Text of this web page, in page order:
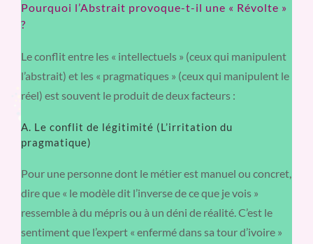
Pourquoi l’Abstrait provoque-t-il une « Révolte »
?
Le conflit entre les « intellectuels » (ceux qui manipulent
l’abstrait) et les « pragmatiques » (ceux qui manipulent le
réel) est souvent le produit de deux facteurs :
A. Le conflit de légitimité (L’irritation du
pragmatique)
Pour une personne dont le métier est manuel ou concret,
dire que « le modèle dit l’inverse de ce que je vois »
ressemble à du mépris ou à un déni de réalité. C’est le
sentiment que l’expert « enfermé dans sa tour d’ivoire »